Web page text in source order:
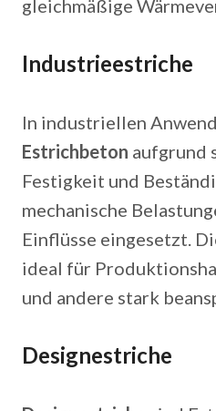
gleichmäßige
Industrieestriche
In industriellen
Estrichbeton aufgrund
Festigkeit und
mechanische
Einflüsse eingesetzt.
ideal für
und andere stark
Designestriche